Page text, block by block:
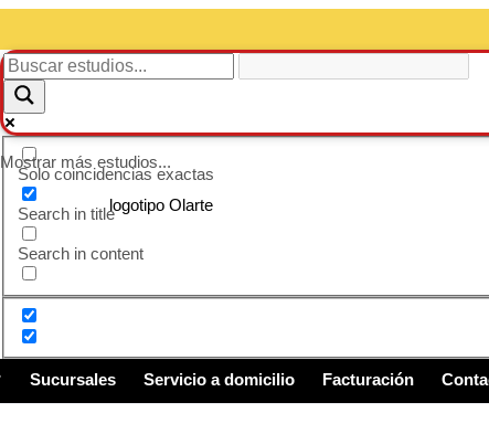
Mostrar más estudios...
Solo coincidencias exactas
Search in title
Search in content
Sucursales Servicio a domicilio Facturación